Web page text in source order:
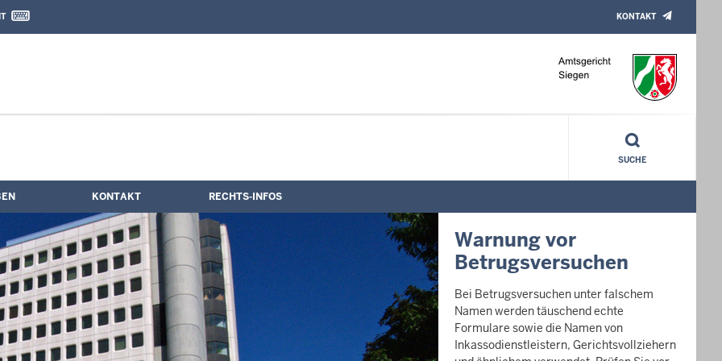
Kontaktformular
KONTAKT
SUCHE
KONTAKT RECHTS-INFOS
Amtsgericht Siegen
Dieser Internetauftritt bietet neben einem
nutzerfreundlichen und übersichtlichen
Design eine optimierte Darstellung auf
mobilen Endgeräten. Sie finden alle
relevanten Informationen wie Aufgaben,
Wegbeschreibung und Öffnungszeiten.